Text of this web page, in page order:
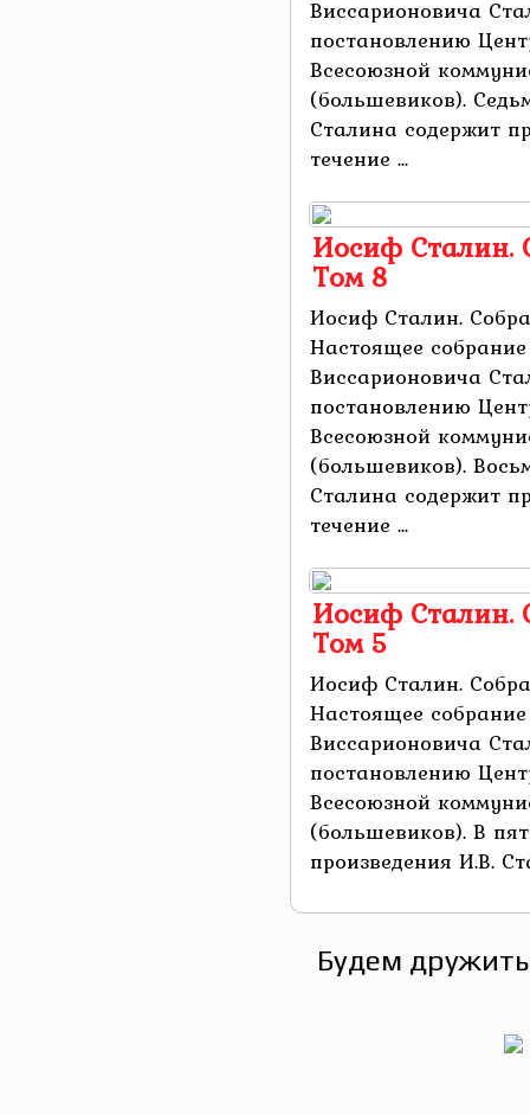
Виссарионовича
постановлению
Всесоюзной
(большевиков).
Сталина содержит
течение ...
Иосиф Сталин.
Том 8
Иосиф Сталин.
Настоящее
Виссарионовича
постановлению
Всесоюзной
(большевиков).
Сталина содержит
течение ...
Иосиф Сталин.
Том 5
Иосиф Сталин.
Настоящее
Виссарионовича
постановлению
Всесоюзной
(большевиков). В
произведения И.В.
Будем